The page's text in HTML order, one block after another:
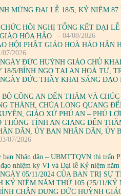
MỪNG ĐẠI LỄ 18/5, KỶ NIỆM
HỘI NGHỊ TỔNG KẾT ĐẠI
HÒA HẢO
- 04/08/2026
HỘI PHẬT GIÁO HOÀ HẢO HÂN
07/2026
ĐỨC HUỲNH GIÁO CHỦ
18/5/BÍNH NGỌ TẠI AN HOÀ TỰ,
ĐỨC THẦY KHAI SÁNG ĐẠO
CÔNG AN ĐẾN THĂM VÀ
THÀNH, CHÙA LONG QUANG
GIÁO XỨ PHÚ AN – PHÚ
THÔNG TỈNH AN GIANG ĐẾN
DÂN, ỦY BAN NHÂN DÂN,
07/2026
Nhân dân – UBMTTQVN thị trấn
nhiệm kỳ VI và Đại lễ Kỷ niệm
05/11/2024 CỦA BAN TRỊ
KỶ NIỆM NĂM THỨ 105 (25/11/KỶ
CHÂN DUNG ĐỨC HUỲNH